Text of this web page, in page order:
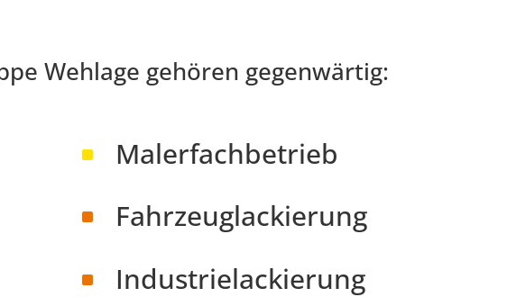
Wehlage gehören gegenwärtig:
^ Malerfachbetrieb
^ Fahrzeuglackierung
^ Industrielackierung